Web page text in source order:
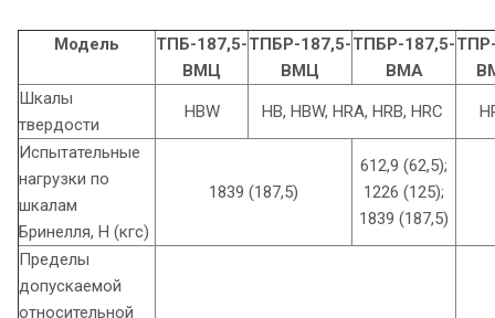
Модель
ТПБ-187,5-
ВМЦ
ТПБР-187,5-
ВМЦ
ТПБР-187,5-
ВМА
Шкалы
твердости
HBW HB, HBW, HRA, HRB, HRC
Испытательные
нагрузки по
шкалам
Бринелля, Н (кгс)
1839 (187,5)
612,9 (62,5);
1226 (125);
1839 (187,5)
Пределы
допускаемой
относительной